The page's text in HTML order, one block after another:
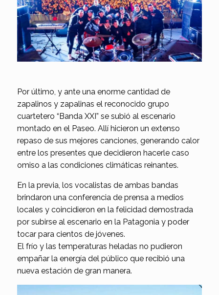
Por último, y ante una enorme cantidad de
zapalinos y zapalinas el reconocido grupo
cuartetero “Banda XXI” se subió al escenario
montado en el Paseo. Allí hicieron un extenso
repaso de sus mejores canciones, generando calor
entre los presentes que decidieron hacerle caso
omiso a las condiciones climáticas reinantes.
En la previa, los vocalistas de ambas bandas
brindaron una conferencia de prensa a medios
locales y coincidieron en la felicidad demostrada
por subirse al escenario en la Patagonia y poder
tocar para cientos de jóvenes.
El frío y las temperaturas heladas no pudieron
empañar la energía del público que recibió una
nueva estación de gran manera.